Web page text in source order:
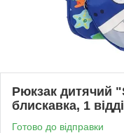
Рюкзак дитячий
блискавка, 1
Готово до відправки